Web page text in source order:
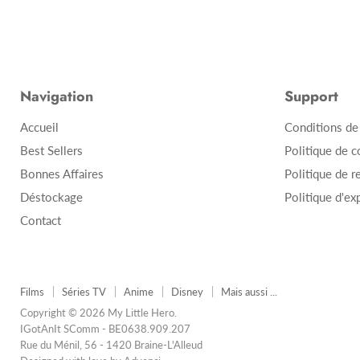
Navigation
Accueil
Best Sellers
Bonnes Affaires
Déstockage
Contact
Support
Conditions
Politique de
Politique de
Politique
Films Séries TV Anime Disney
Mais aussi ...
Copyright © 2026 My Little Hero.
IGotAnIt SComm - BE0638.909.207
Rue du Ménil, 56 - 1420 Braine-L'Alleud